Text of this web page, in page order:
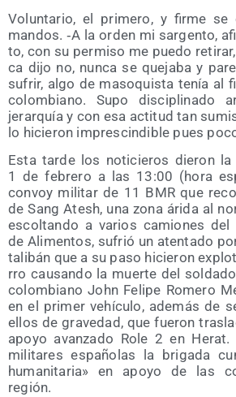
Volun­ta­rio, el pri­me­ro, y fir­me se
man­dos. ‑A la orden mi sar­gen­to,
to, con su per­mi­so me pue­do
ca dijo no, nun­ca se que­ja­ba y
sufrir, algo de maso­quis­ta tenía al
colom­biano. Supo dis­ci­pli­na­do
jerar­quía y con esa acti­tud tan
lo hicie­ron impres­cin­di­ble pues
Esta tar­de los noti­cie­ros die­ron la
1 de febre­ro a las 13:00 (hora
con­voy mili­tar de 11 BMR que
de Sang Atesh, una zona ári­da al
escol­tan­do a varios camio­nes del
de Ali­men­tos, sufrió un aten­ta­do
tali­bán que a su paso hicie­ron
rro cau­san­do la muer­te del
colom­biano John Feli­pe Rome­ro
en el pri­mer vehícu­lo, ade­más de
ellos de gra­ve­dad, que fue­ron
apo­yo avan­za­do Role 2 en
mili­ta­res espa­ño­las la bri­ga­da
huma­ni­ta­ria» en apo­yo de las
región.